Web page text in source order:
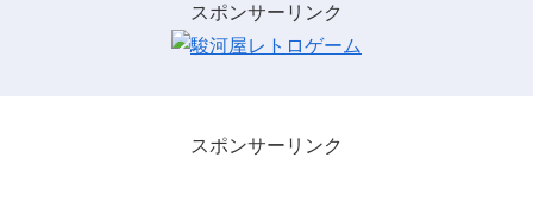
スポンサーリンク
スポンサーリンク